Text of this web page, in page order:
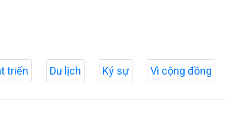
triển Du lịch Ký sự Vì cộng đồng